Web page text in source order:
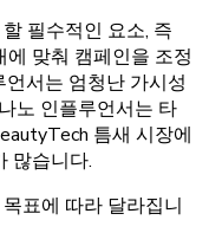
필수적인 요소, 즉
맞춰 캠페인을 조정
서는 엄청난 가시성
노 인플루언서는 타
틈새 시장에
많습니다.
표에 따라 달라집니